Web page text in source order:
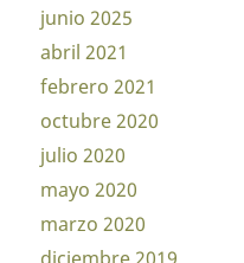
junio 2025
abril 2021
febrero 2021
octubre 2020
julio 2020
mayo 2020
marzo 2020